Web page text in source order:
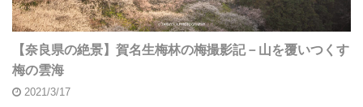
【奈良県の絶景】賀名生梅林の梅撮影記－山を覆いつくす
梅の雲海
2021/3/17